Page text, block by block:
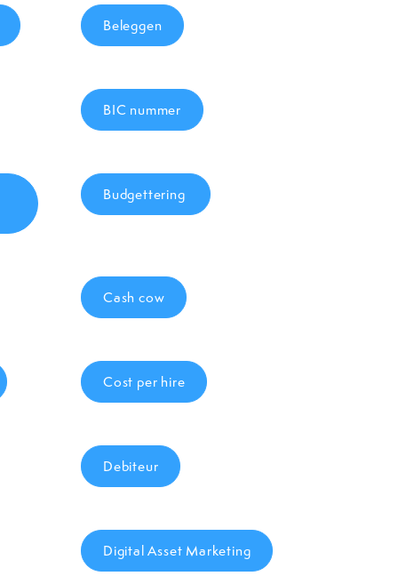
Beleggen
BIC nummer
Budgettering
Cash cow
Cost per hire
Debiteur
Digital Asset Marketing